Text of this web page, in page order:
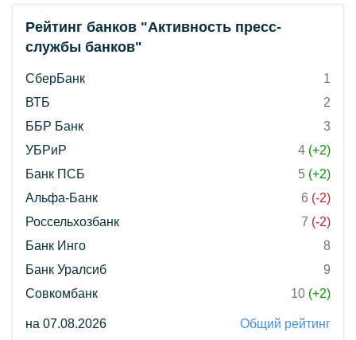
Рейтинг банков "Активность пресс-
службы банков"
СберБанк
1
ВТБ
2
ББР Банк
3
УБРиР
4 (+2)
Банк ПСБ
5 (+2)
Альфа-Банк
6 (-2)
Россельхозбанк
7 (-2)
Банк Инго
8
Банк Уралсиб
9
Совкомбанк
10 (+2)
на 07.08.2026 Общий рейтинг